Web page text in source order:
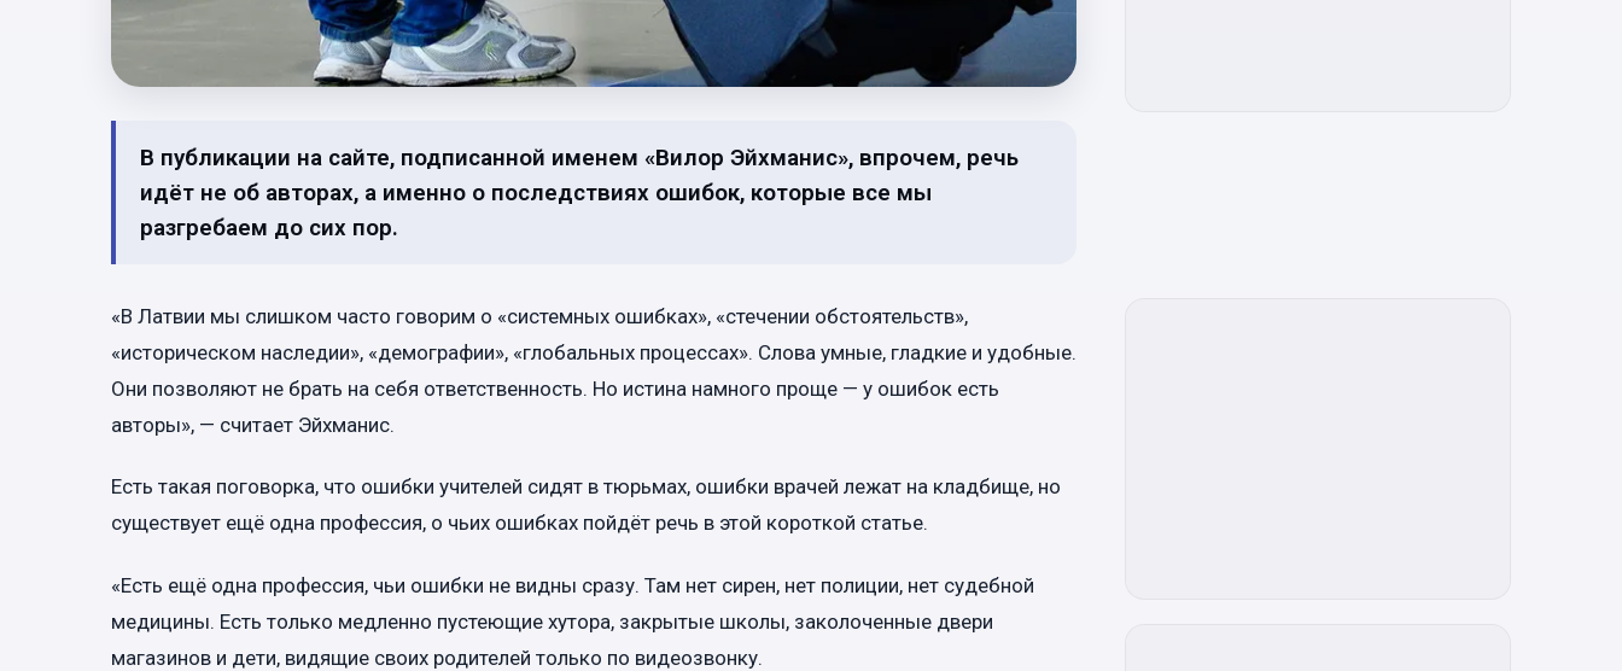
В публикации на сайте, подписанной именем «Вилор Эйхманис», впрочем, речь
идёт не об авторах, а именно о последствиях ошибок, которые все мы
разгребаем до сих пор.
«В Латвии мы слишком часто говорим о «системных ошибках», «стечении обстоятельств»,
«историческом наследии», «демографии», «глобальных процессах». Слова умные, гладкие и удобные.
Они позволяют не брать на себя ответственность. Но истина намного проще — у ошибок есть
авторы», — считает Эйхманис.
Есть такая поговорка, что ошибки учителей сидят в тюрьмах, ошибки врачей лежат на кладбище, но
существует ещё одна профессия, о чьих ошибках пойдёт речь в этой короткой статье.
«Есть ещё одна профессия, чьи ошибки не видны сразу. Там нет сирен, нет полиции, нет судебной
медицины. Есть только медленно пустеющие хутора, закрытые школы, заколоченные двери
магазинов и дети, видящие своих родителей только по видеозвонку.